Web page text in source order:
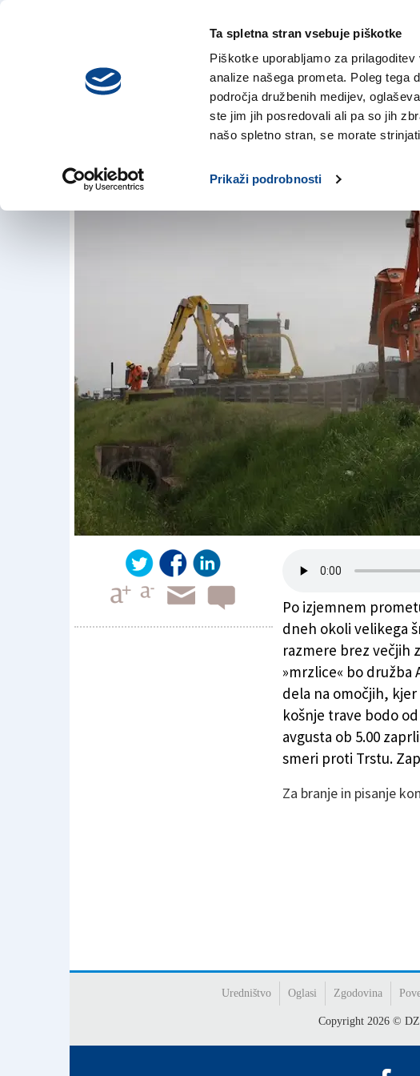
Ta spletna stran vsebuje piškotke
Piškotke uporabljamo za
analize našega prometa. Poleg tega
področja družbenih medijev,
ste jim jih posredovali ali pa so jih
našo spletno stran, se morate
Prikaži podrobnosti
četrtek,
6. avgusta 2026
NOVICE
Nočno zaprtje
13. avg. 2018 | 16:25
Po izjemnem
dneh okoli velikega
razmere brez večjih
»mrzlice« bo družba
dela na omočjih,
košnje trave bodo
avgusta ob 5.00
smeri proti Trstu.
Za branje in pisanje
Uredništvo Oglasi Zgodovina
Copyright2026 ©